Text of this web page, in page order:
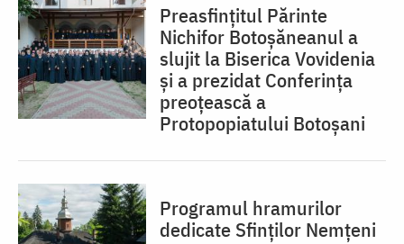
Preasfințitul Părinte
Nichifor Botoșăneanul a
slujit la Biserica Vovidenia
și a prezidat Conferința
preoțească a
Protopopiatului Botoșani
Programul hramurilor
dedicate Sfinților Nemțeni